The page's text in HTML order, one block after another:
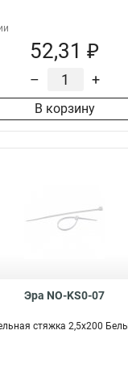
52,31 ₽
– +
В корзину
Эра NO-KS0-07
стяжка 2,5х200